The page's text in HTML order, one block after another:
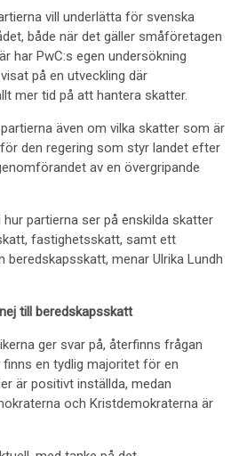
vill underlätta för svenska
både när det gäller småföretagen
har PwC:s egen undersökning
på en utveckling där
mer tid på att hantera skatter.
även om vilka skatter som är
den regering som styr landet efter
av en övergripande
partierna ser på enskilda skatter
fastighetsskatt, samt ett
beredskapsskatt, menar Ulrika Lundh
till beredskapsskatt
ger svar på, återfinns frågan
en tydlig majoritet för en
är positivt inställda, medan
och Kristdemokraterna är